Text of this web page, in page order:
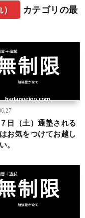
カテゴリの最
日（土）通塾される
お気をつけてお越し
。